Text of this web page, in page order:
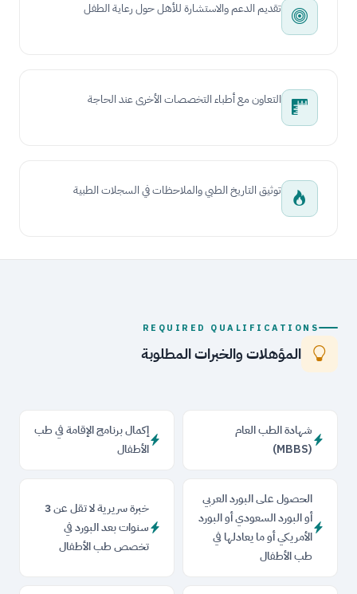
تقديم الدعم والاستشارة للأهل حول رعاية الطفل
التعاون مع أطباء التخصصات الأخرى عند الحاجة
توثيق التاريخ الطبي والملاحظات في السجلات الطبية
REQUIRED QUALIFICATIONS
المؤهلات والخبرات المطلوبة
شهادة الطب العام
(MBBS)
إكمال برنامج الإقامة في طب
الأطفال
الحصول على البورد العربي
أو البورد السعودي أو البورد
الأمريكي أو ما يعادلها في
طب الأطفال
خبرة سريرية لا تقل عن 3
سنوات بعد البورد في
تخصص طب الأطفال